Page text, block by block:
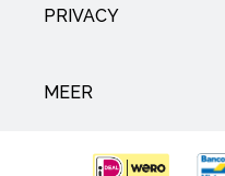
PRIVACY
MEER